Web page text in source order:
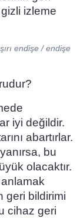
izleme
endişe / endişe
iyi değildir.
abartırlar.
bu
olacaktır.
anlamak
geri bildirimi
cihaz geri